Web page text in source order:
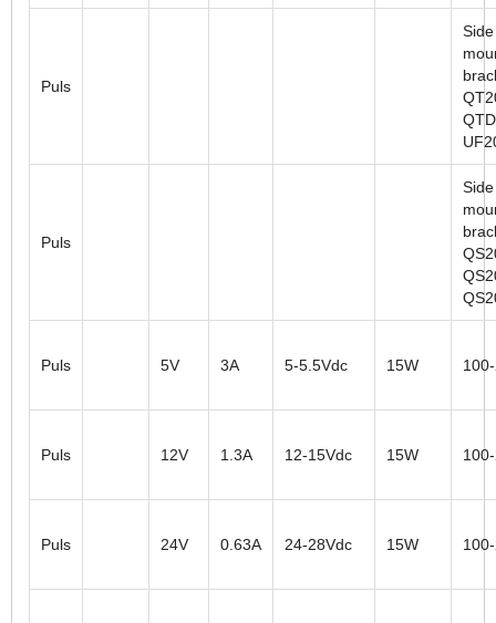
Puls
Side
Puls
Side
Puls 5V 3A 5-5.5Vdc 15W
Puls 12V 1.3A 12-15Vdc 15W
Puls 24V 0.63A 24-28Vdc 15W